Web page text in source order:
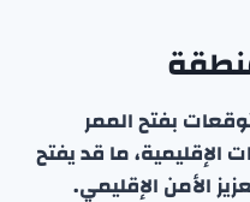
بفتح الممر
الإقليمية، ما قد يفتح
الأمن الإقليمي.